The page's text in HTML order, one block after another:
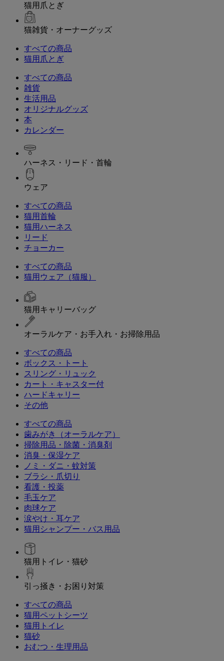
猫用爪とぎ
猫雑貨・オーナーグッズ
すべての商品
猫用爪とぎ
すべての商品
雑貨
生活用品
オリジナルグッズ
本
カレンダー
ハーネス・リード・首輪
ウェア
すべての商品
猫用首輪
猫用ハーネス
リード
チョーカー
すべての商品
猫用ウェア（猫服）
猫用キャリーバッグ
オーラルケア・お手入れ・お掃除用品
すべての商品
ボックス・トート
スリング・リュック
カート・キャスター付
ハードキャリー
その他
すべての商品
歯みがき（オーラルケア）
掃除用品・除菌・消臭剤
消臭・保湿ケア
ノミ・ダニ・蚊対策
ブラシ・爪切り
看護・投薬
毛玉ケア
肉球ケア
涙やけ・耳ケア
猫用シャンプー・バス用品
猫用トイレ・猫砂
引っ掻き・お困り対策
すべての商品
猫用ペットシーツ
猫用トイレ
猫砂
おむつ・生理用品